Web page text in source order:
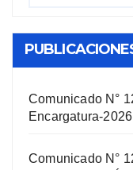
Comunicado N°
Encargatura-2026
Comunicado N°